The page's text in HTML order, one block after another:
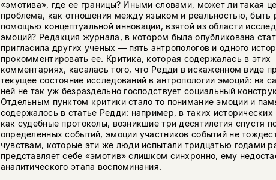
«эмотива», где ее границы? Иными словами, может ли такая
проблема, как отношения между языком и реальностью, быть
помощью концептуальной инновации, взятой из области
эмоций? Редакция журнала, в котором была опубликована
пригласила других ученых — пять антропологов и одного
прокомментировать ее. Критика, которая содержалась в этих
комментариях, касалась того, что Редди в искаженном виде
текущее состояние исследований в антропологии эмоций: на
ней не так уж безраздельно господствует социальный
Отдельным пунктом критики стало то понимание эмоции и
содержалось в статье Редди: например, в таких исторических
как судебные протоколы, возникшие три десятилетия спустя
определенных событий, эмоции участников событий не
чувствам, которые эти же люди испытали тридцатью годами
представляет себе «эмотив» слишком синхронно, ему
аналитического этапа воспоминания.